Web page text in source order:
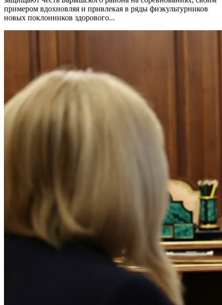
примером вдохновляя и привлекая в ряды физкультурников
новых поклонников здорового...